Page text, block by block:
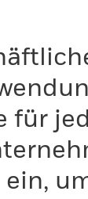
für